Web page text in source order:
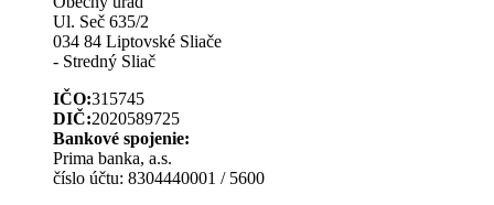
Ul. Seč 635/2
034 84 Liptovské Sliače
- Stredný Sliač
IČO:315745
DIČ:2020589725
Bankové spojenie:
Prima banka, a.s.
číslo účtu: 8304440001 / 5600